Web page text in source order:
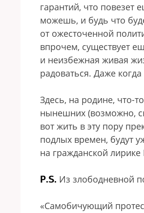
гарантий, что повезет
можешь, и будь что
от ожесточенной
впрочем, существует
и неизбежная живая
радоваться. Даже
Здесь, на родине, что-
нынешних (возможно,
вот жить в эту пору
подлых времен, будут
на гражданской
P.S. Из злободневной
«Самобичующий